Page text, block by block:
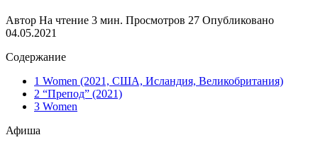
Автор На чтение 3 мин. Просмотров 27 Опубликовано
04.05.2021
Содержание
1 Women (2021, США, Исландия, Великобритания)
2 “Препод” (2021)
3 Women
Афиша